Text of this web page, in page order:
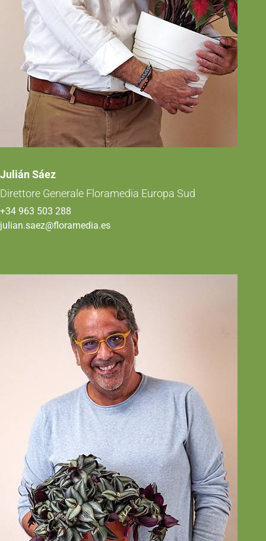
Julián Sáez
Direttore Generale Floramedia Europa Sud
+34 963 503 288
julian.saez@floramedia.es